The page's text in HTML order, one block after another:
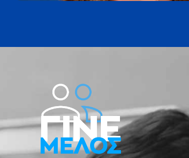
ΓΙΝΕ
ΜΕΛΟΣ